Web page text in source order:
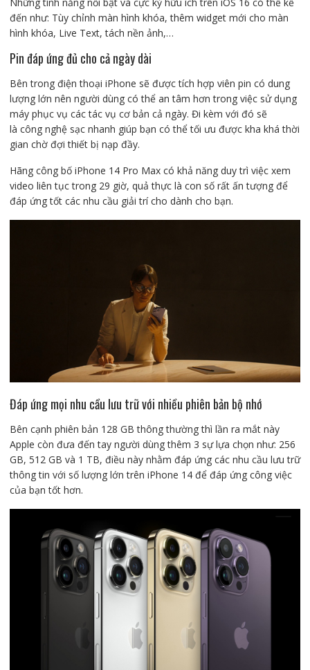
đến như: Tùy chỉnh màn hình khóa, thêm widget mới cho màn
hình khóa, Live Text, tách nền ảnh,…
Pin đáp ứng đủ cho cả ngày dài
Bên trong điện thoại iPhone sẽ được tích hợp viên pin có dung
lượng lớn nên người dùng có thể an tâm hơn trong việc sử dụng
máy phục vụ các tác vụ cơ bản cả ngày. Đi kèm với đó sẽ
là công nghệ sạc nhanh giúp bạn có thể tối ưu được kha khá thời
gian chờ đợi thiết bị nạp đầy.
Hãng công bố iPhone 14 Pro Max có khả năng duy trì việc xem
video liên tục trong 29 giờ, quả thực là con số rất ấn tượng để
đáp ứng tốt các nhu cầu giải trí cho dành cho bạn.
Đáp ứng mọi nhu cầu lưu trữ với nhiều phiên bản bộ nhớ
Bên cạnh phiên bản 128 GB thông thường thì lần ra mắt này
Apple còn đưa đến tay người dùng thêm 3 sự lựa chọn như: 256
GB, 512 GB và 1 TB, điều này nhằm đáp ứng các nhu cầu lưu trữ
thông tin với số lượng lớn trên iPhone 14 để đáp ứng công việc
của bạn tốt hơn.